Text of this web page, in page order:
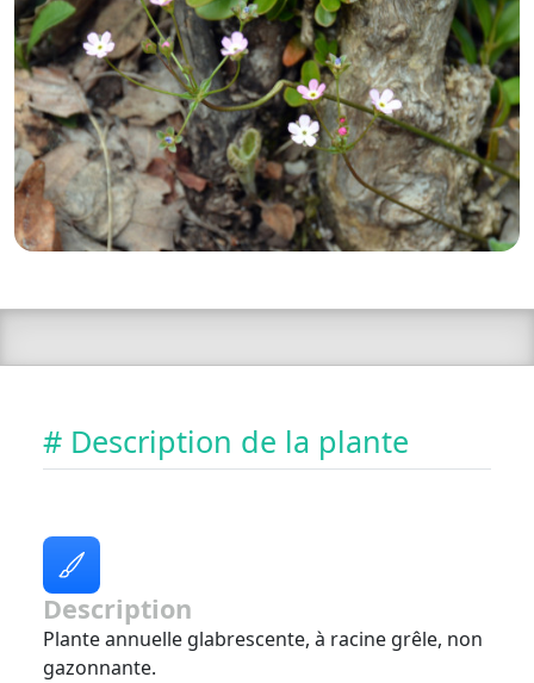
# Description de la plante
Description
Plante annuelle glabrescente, à racine grêle, non
gazonnante.